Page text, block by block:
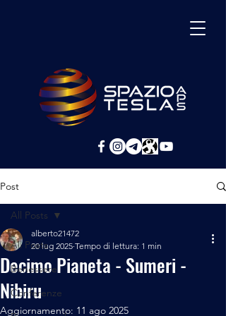
Post
All Posts
Benessere
Conferenze
All Posts
Decimo Pianeta - Sumeri -
Nibiru
alberto21472
20 lug 2025 Tempo di lettura: 1 min
Aggiornamento: 11 ago 2025